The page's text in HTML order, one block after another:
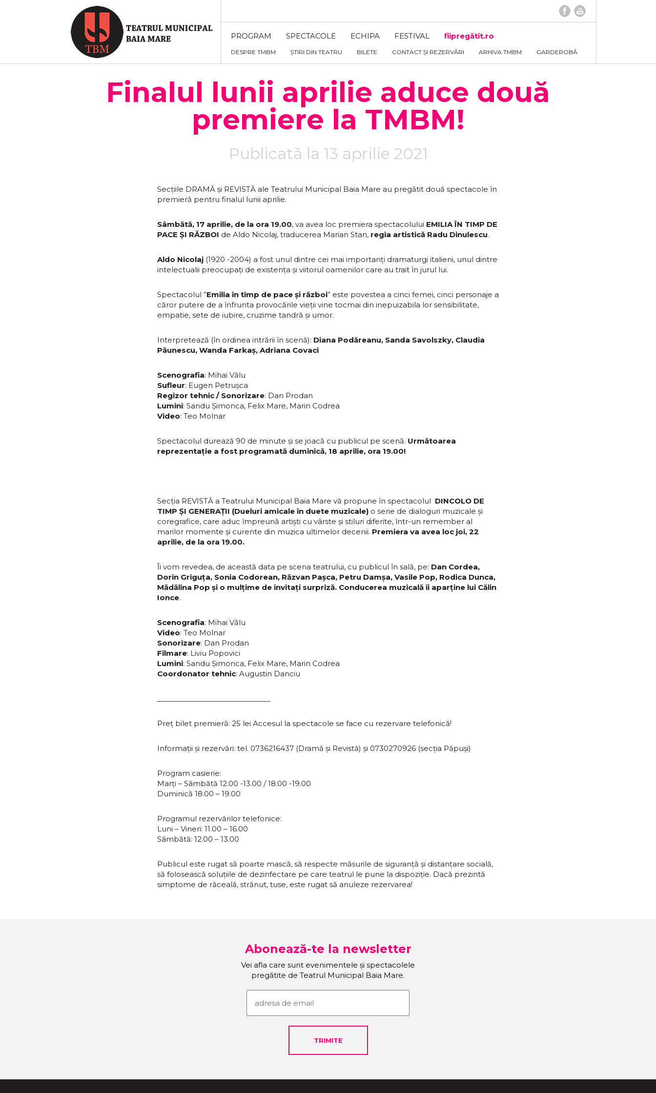
PROGRAM SPECTACOLE ECHIPA FESTIVAL fiipregătit.ro
DESPRE TMBM ȘTIRI DIN TEATRU BILETE CONTACT ȘI REZERVĂRI ARHIVA TMBM GARDEROBĂ
Finalul lunii aprilie aduce două
premiere la TMBM!
Publicată la 13 aprilie 2021
Secțiile DRAMĂ și REVISTĂ ale Teatrului Municipal Baia Mare au pregătit două spectacole în
premieră pentru finalul lunii aprilie.
Sâmbătă, 17 aprilie, de la ora 19.00, va avea loc premiera spectacolului EMILIA ÎN TIMP DE
PACE ȘI RĂZBOI de Aldo Nicolaj, traducerea Marian Stan, regia artistică Radu Dinulescu.
Aldo Nicolaj (1920 -2004) a fost unul dintre cei mai importanți dramaturgi italieni, unul dintre
intelectualii preocupați de existența și viitorul oamenilor care au trait în jurul lui.
Spectacolul ”Emilia în timp de pace și război” este povestea a cinci femei, cinci personaje a
căror putere de a înfrunta provocările vieții vine tocmai din inepuizabila lor sensibilitate,
empatie, sete de iubire, cruzime tandră și umor.
Interpretează (în ordinea intrării în scenă): Diana Podăreanu, Sanda Savolszky, Claudia
Păunescu, Wanda Farkaș, Adriana Covaci
Scenografia: Mihai Vălu
Sufleur: Eugen Petrușca
Regizor tehnic / Sonorizare: Dan Prodan
Lumini: Sandu Șimonca, Felix Mare, Marin Codrea
Video: Teo Molnar
Spectacolul durează 90 de minute și se joacă cu publicul pe scenă. Următoarea
reprezentație a fost programată duminică, 18 aprilie, ora 19.00!
Secția REVISTĂ a Teatrului Municipal Baia Mare vă propune în spectacolul DINCOLO DE
TIMP ȘI GENERAȚII (Dueluri amicale în duete muzicale) o serie de dialoguri muzicale și
coregrafice, care aduc împreună artiști cu vârste și stiluri diferite, într-un remember al
marilor momente și curente din muzica ultimelor decenii. Premiera va avea loc joi, 22
aprilie, de la ora 19.00.
Îi vom revedea, de această data pe scena teatrului, cu publicul în sală, pe: Dan Cordea,
Dorin Griguța, Sonia Codorean, Răzvan Pașca, Petru Damșa, Vasile Pop, Rodica Dunca,
Mădălina Pop și o mulțime de invitați surpriză. Conducerea muzicală îi aparține lui Călin
Ionce.
Scenografia: Mihai Vălu
Video: Teo Molnar
Sonorizare: Dan Prodan
Filmare: Liviu Popovici
Lumini: Sandu Șimonca, Felix Mare, Marin Codrea
Coordonator tehnic: Augustin Danciu
Preț bilet premieră: 25 lei Accesul la spectacole se face cu rezervare telefonică!
Informații și rezervări: tel. 0736216437 (Dramă și Revistă) și 0730270926 (secția Păpuși)
Program casierie:
Marți – Sâmbătă 12.00 -13.00 / 18.00 -19.00
Duminică 18.00 – 19.00
Programul rezervărilor telefonice:
Luni – Vineri: 11.00 – 16.00
Sâmbătă: 12.00 – 13.00
Publicul este rugat să poarte mască, să respecte măsurile de siguranță și distanțare socială,
să folosească soluțiile de dezinfectare pe care teatrul le pune la dispoziție. Dacă prezintă
simptome de răceală, strănut, tuse, este rugat să anuleze rezervarea!
Abonează-te la newsletter
Vei afla care sunt evenimentele și spectacolele
pregătite de Teatrul Municipal Baia Mare.